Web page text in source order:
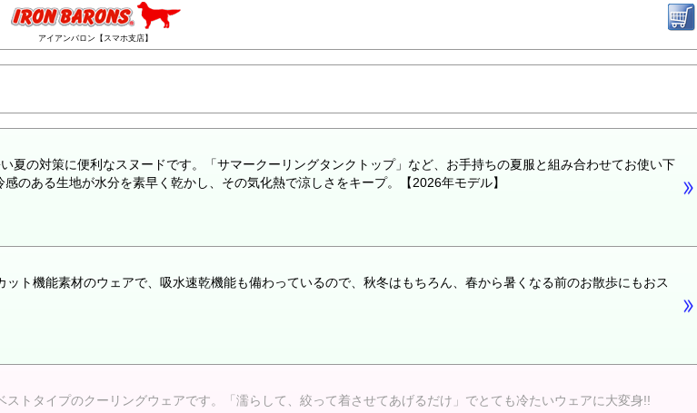
アイアンバロン【スマホ支店】
夏の対策に便利なスヌードです。「サマークーリングタンクトップ」など、お手持ちの夏服と組み合わせてお使い下
のある生地が水分を素早く乾かし、その気化熱で涼しさをキープ。【2026年モデル】
ト機能素材のウェアで、吸水速乾機能も備わっているので、秋冬はもちろん、春から暑くなる前のお散歩にもおス
トタイプのクーリングウェアです。「濡らして、絞って着させてあげるだけ」でとても冷たいウェアに大変身!!